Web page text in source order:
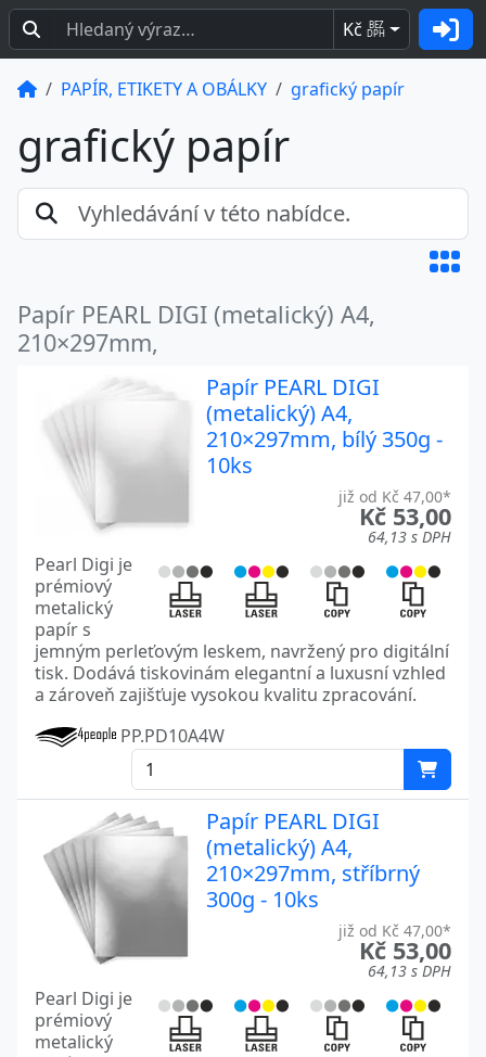
Kč BEZ
DPH
PAPÍR, ETIKETY A OBÁLKY grafický papír
grafický papír
Papír PEARL DIGI (metalický) A4,
210×297mm,
Papír PEARL DIGI
(metalický) A4,
210×297mm, bílý 350g -
10ks
již od Kč 47,00*
Kč 53,00
64,13 s DPH
Pearl Digi je
prémiový
metalický
papír s
jemným perleťovým leskem, navržený pro digitální
tisk. Dodává tiskovinám elegantní a luxusní vzhled
a zároveň zajišťuje vysokou kvalitu zpracování.
PP.PD10A4W
Papír PEARL DIGI
(metalický) A4,
210×297mm, stříbrný
300g - 10ks
již od Kč 47,00*
Kč 53,00
64,13 s DPH
Pearl Digi je
prémiový
metalický